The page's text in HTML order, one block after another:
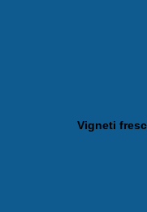
Vigneti